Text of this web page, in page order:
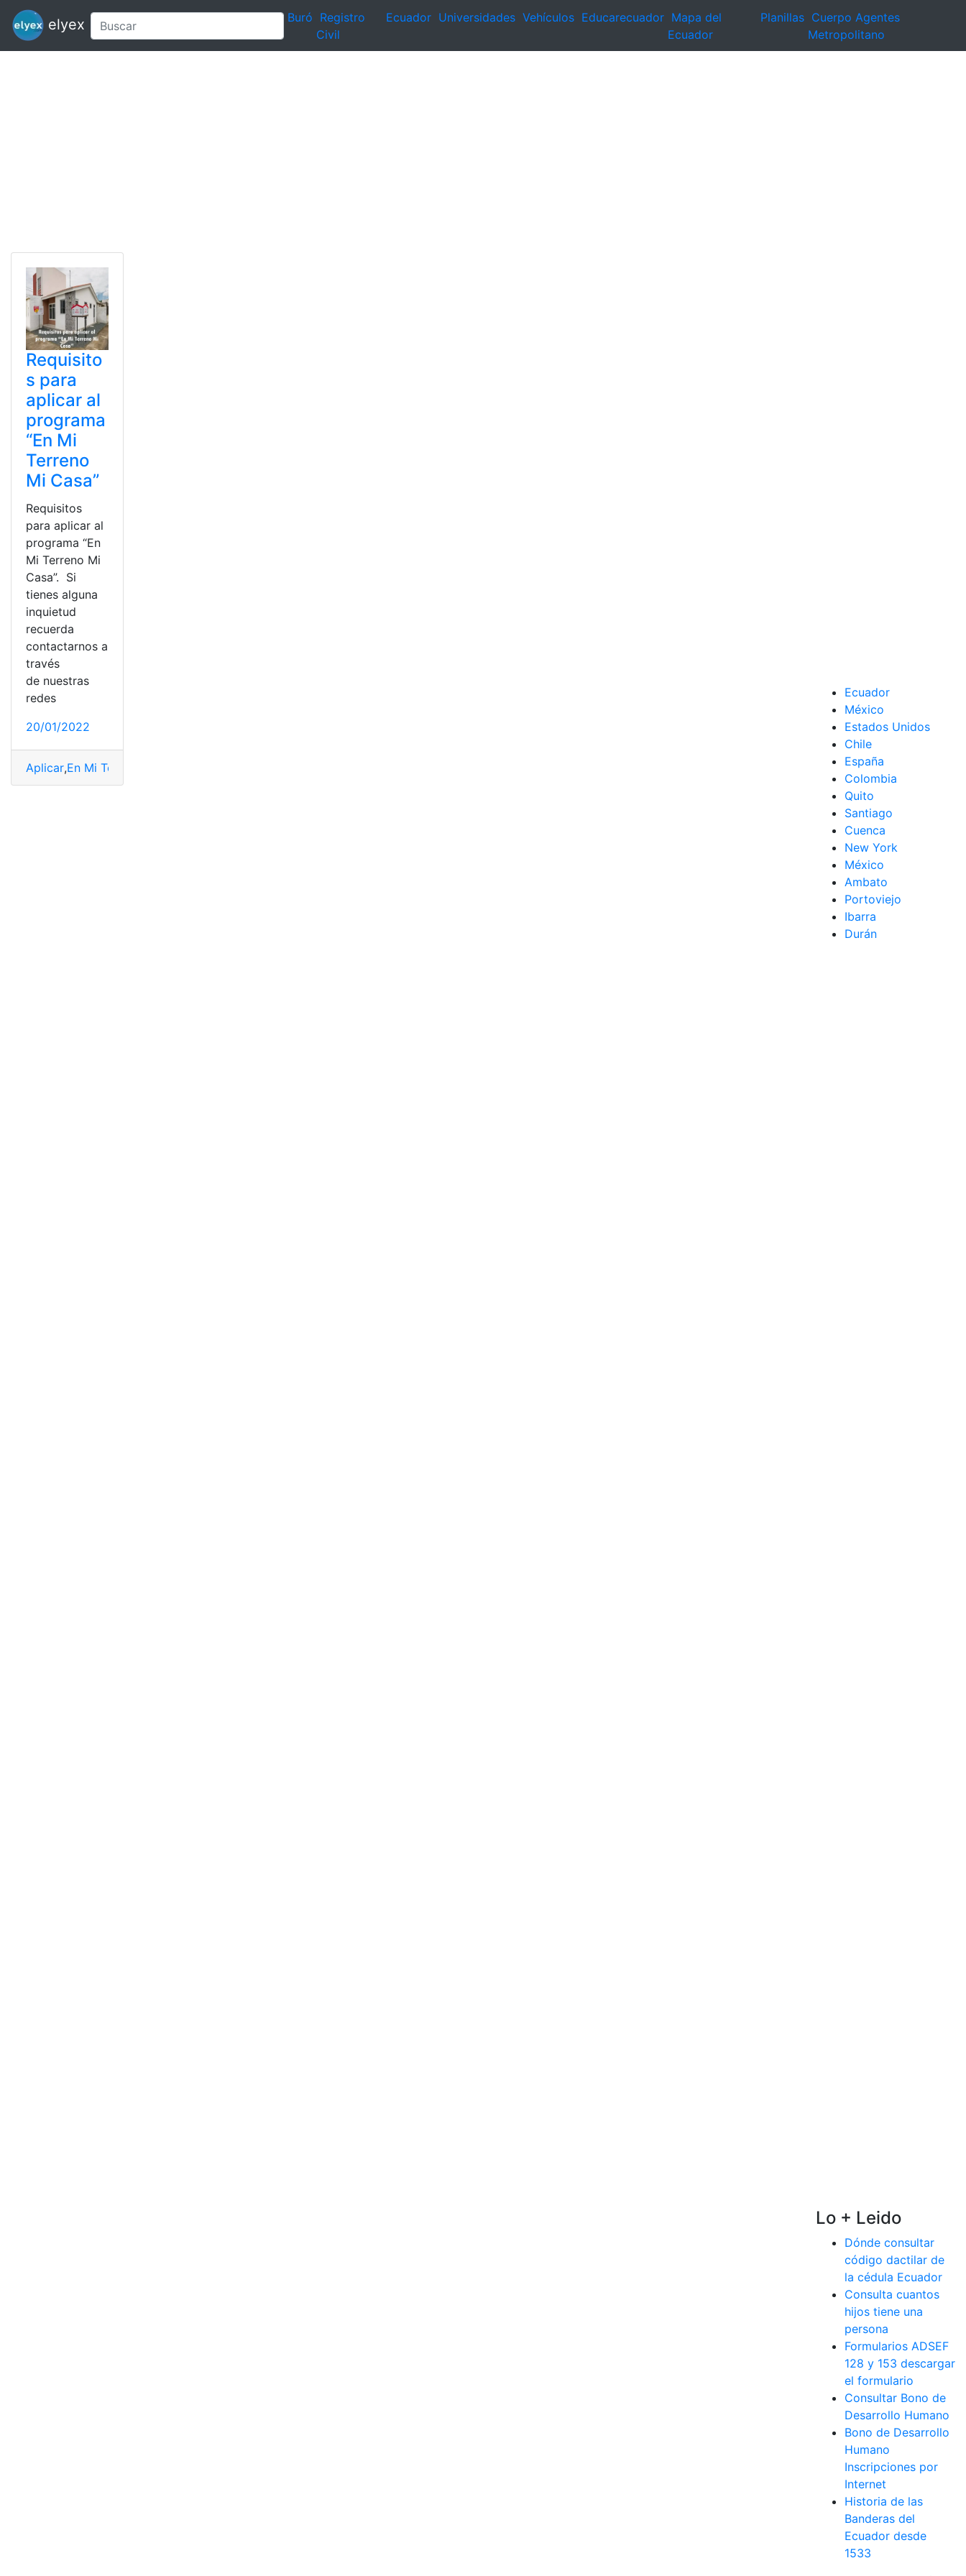
elyex Buró Registro
Civil
Ecuador Universidades Vehículos Educarecuador Mapa del
Ecuador
Planillas Cuerpo Agentes
Metropolitano
Requisito
s para
aplicar al
programa
“En Mi
Terreno
Mi Casa”
Requisitos
para aplicar al
programa “En
Mi Terreno Mi
Casa”. Si
tienes alguna
inquietud
recuerda
contactarnos a
través
de nuestras
redes
20/01/2022
Aplicar,En Mi Terreno Mi Casa
Ecuador
México
Estados Unidos
Chile
España
Colombia
Quito
Santiago
Cuenca
New York
México
Ambato
Portoviejo
Ibarra
Durán
Lo + Leido
Dónde consultar
código dactilar de
la cédula Ecuador
Consulta cuantos
hijos tiene una
persona
Formularios ADSEF
128 y 153 descargar
el formulario
Consultar Bono de
Desarrollo Humano
Bono de Desarrollo
Humano
Inscripciones por
Internet
Historia de las
Banderas del
Ecuador desde
1533